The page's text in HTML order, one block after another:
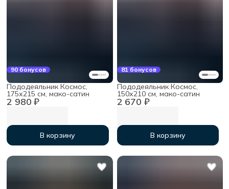
90 бонусов
2 980 ₽
Пододеяльник Космос,
175х215 см, мако-сатин
В корзину
81 бонусов
2 670 ₽
Пододеяльник Космос,
150х210 см, мако-сатин
В корзину